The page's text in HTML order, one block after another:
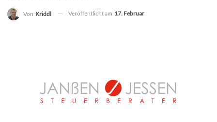
Von Kriddl Veröffentlicht am 17. Februar